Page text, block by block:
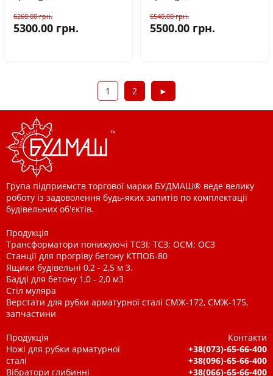
6260.00грн.
5300.00 грн.
6540.00грн.
5500.00 грн.
1 2 ►
Група підприємств торгової марки БУДМАШ® веде велику
роботу із задоволення будь-яких запитів по комплектації
будівельних об'єктів.
Продукція
Трансформатори понижуючі ТСЗІ; ТСЗ; ОСМ; ОСЗ
Станції для прогріву бетону КТПОБ-80
Ящики будівельні 0,2 - 2,5 м 3.
Бадді для бетону 1,0 - 2,0 м3
Стіл муляра
Верстати для рубки арматурної сталі СМЖ-172, СМЖ-175,
запчастини
Продукція
Ножі для рубки арматурної
сталі
Вібратори глибинні
Контакти
+38(073)-65-66-400
+38(096)-65-66-400
+38(066)-65-66-400